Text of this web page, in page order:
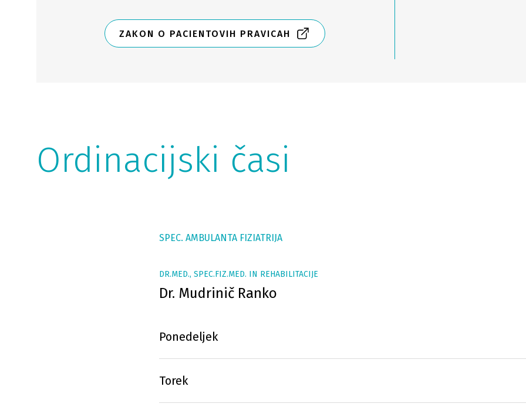
ZAKON O PACIENTOVIH PRAVICAH
Ordinacijski časi
SPEC. AMBULANTA FIZIATRIJA
DR.MED., SPEC.FIZ.MED. IN REHABILITACIJE
Dr. Mudrinič Ranko
Ponedeljek
Torek